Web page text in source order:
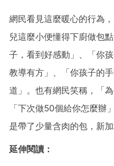
網民看見這麼暖心的行為
兒這麼小便懂得下廚做包
子，看到好感動」、「你
教導有方」、「你孩子的
道」。也有網民笑稱，「
「下次做50個給你怎麼辦
是帶了少量含肉的包，新
延伸閱讀：